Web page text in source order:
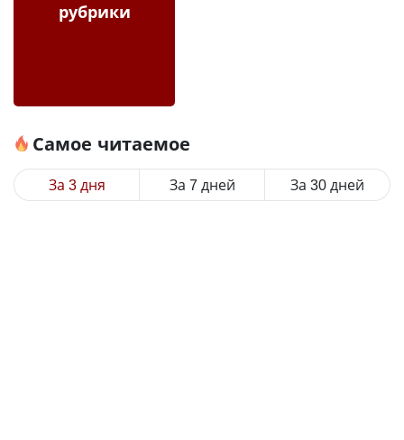
рубрики
Самое читаемое
За 3 дня За 7 дней За 30 дней